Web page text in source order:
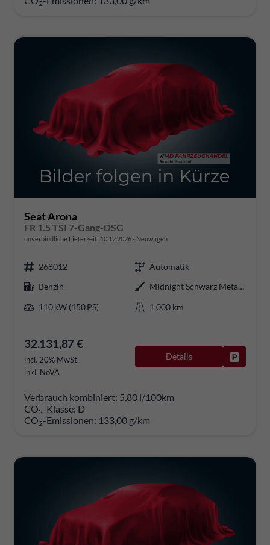
2
Seat Arona
FR 1.5 TSI 7-Gang-DSG
unverbindliche Lieferzeit: 10.12.2026 Neuwagen
268012
Automatik
Benzin
Midnight Schwarz Metallic
110 kW (150 PS)
1.000 km
32.131,87 €
incl. 20% MwSt.
inkl. NoVA
Details
Verbrauch kombiniert: 5,80 l/100km
CO2-Klasse: D
CO2-Emissionen: 133,00 g/km